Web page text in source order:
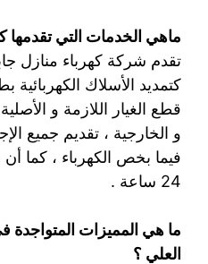
ماهي الخدمات التي تقدمها
تقدم شركة كهرباء منازل
كتمديد الأسلاك الكهربائية
قطع الغيار اللازمة و
و الخارجية ، تقديم جميع
فيما بخص الكهرباء ، كما
24 ساعة .
ما هي المميزات المتواجدة
العلي ؟